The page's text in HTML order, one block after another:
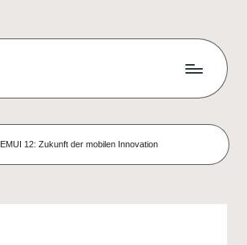
EMUI 12: Zukunft der mobilen Innovation